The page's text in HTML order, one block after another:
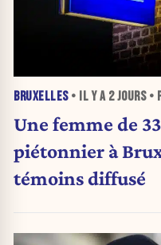
BRUXELLES• IL Y A 2 JOURS•
Une femme de
piétonnier à
témoins diffusé